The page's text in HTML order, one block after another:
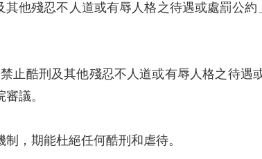
他殘忍不人道或有辱人格之待遇或處罰公
止酷刑及其他殘忍不人道或有辱人格之待遇
議。
，期能杜絕任何酷刑和虐待。